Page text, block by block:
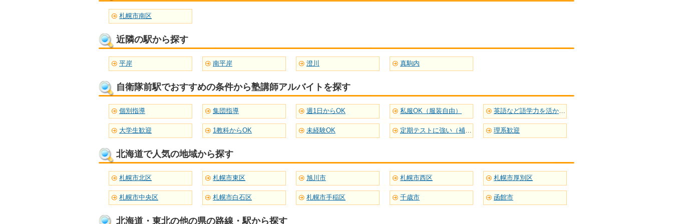
札幌市南区
近隣の駅から探す
平岸 南平岸 澄川 真駒内
自衛隊前駅でおすすめの条件から塾講師アルバイトを探す
個別指導 集団指導 週1日からOK 私服OK（服装自由） 英語など語学力を活かせる
大学生歓迎 1教科からOK 未経験OK 定期テストに強い（補習型） 理系歓迎
北海道で人気の地域から探す
札幌市北区 札幌市東区 旭川市 札幌市西区 札幌市厚別区
札幌市中央区 札幌市白石区 札幌市手稲区 千歳市 函館市
北海道・東北の他の県の路線・駅から探す